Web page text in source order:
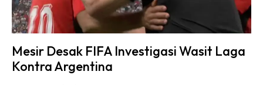
Mesir Desak FIFA Investigasi Wasit Laga
Kontra Argentina